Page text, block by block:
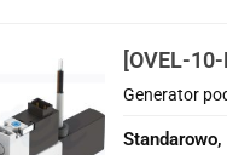
[OVEL-
Generator
Generator